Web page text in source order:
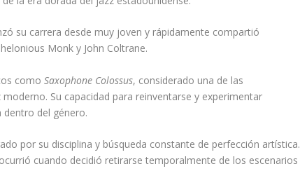
su carrera desde muy joven y rápidamente compartió
Monk y John Coltrane.
comoSaxophone Colossus, considerado una de las
Su capacidad para reinventarse y experimentar
del género.
por su disciplina y búsqueda constante de perfección artística.
cuando decidió retirarse temporalmente de los escenarios